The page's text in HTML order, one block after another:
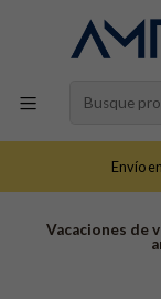
Envío
Vacaciones de